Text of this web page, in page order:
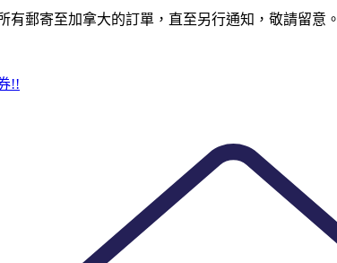
郵寄至加拿大的訂單，直至另行通知，敬請留意。
!!